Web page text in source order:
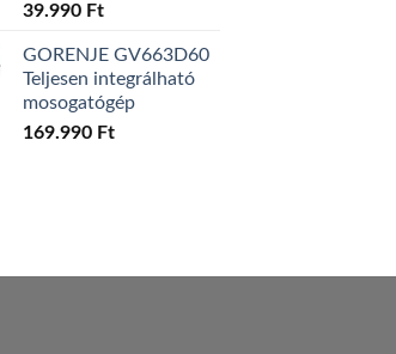
39.990 Ft
GORENJE GV663D60
Teljesen integrálható
mosogatógép
169.990 Ft